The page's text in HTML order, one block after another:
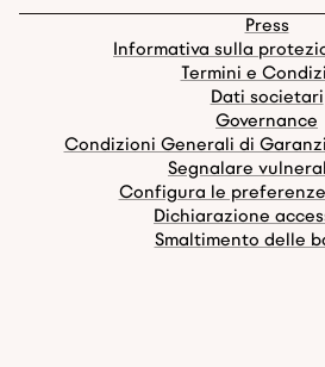
Press
Informativa sulla
Termini e
Dati societari
Governance
Condizioni Generali di
Segnalare
Configura le
Dichiarazione
Smaltimento delle